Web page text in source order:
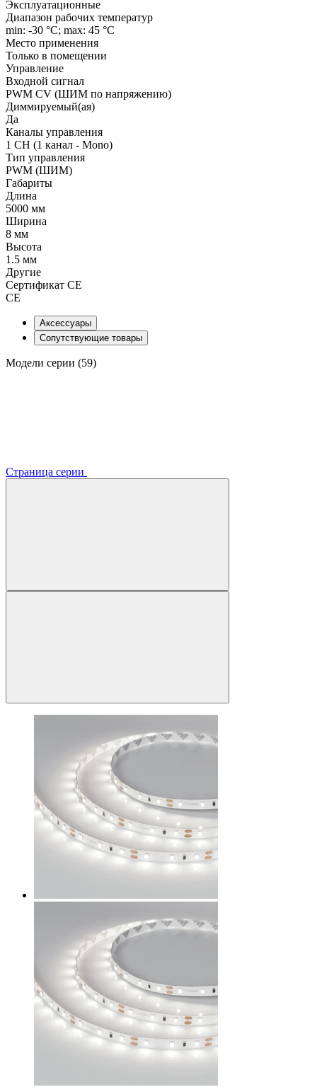
Эксплуатационные
Диапазон рабочих температур
min: -30 °C; max: 45 °C
Место применения
Только в помещении
Управление
Входной сигнал
PWM СV (ШИМ по напряжению)
Диммируемый(ая)
Да
Каналы управления
1 CH (1 канал - Mono)
Тип управления
PWM (ШИМ)
Габариты
Длина
5000 мм
Ширина
8 мм
Высота
1.5 мм
Другие
Сертификат CE
CE
Аксессуары
Сопутствующие товары
Модели серии (59)
Страница серии